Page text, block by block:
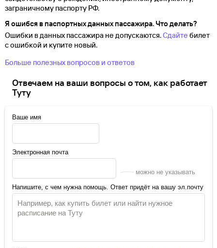
заграничному паспорту РФ.
Я ошибся в паспортных данных пассажира. Что делать?
Ошибки в данных пассажира не допускаются.Сдайте билет
с ошибкой и купите новый.
Больше полезных вопросов и ответов
Отвечаем на ваши вопросы о том, как работает
Туту
Ваше имя
Электронная почта
можно не указывать
Напишите, с чем нужна помощь. Ответ придёт на вашу эл.почту